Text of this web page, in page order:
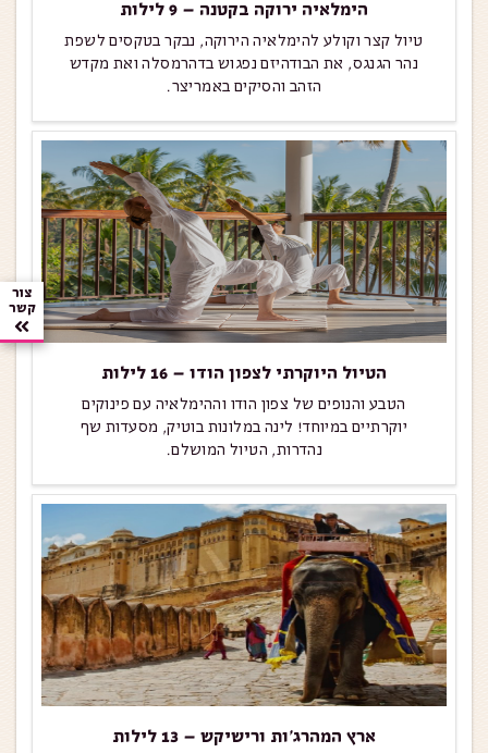
הימלאיה ירוקה בקטנה – 9 לילות
טיול קצר וקולע להימלאיה הירוקה, נבקר בטקסים לשפת
נהר הגנגס, את הבודהיזם נפגוש בדהרמסלה ואת מקדש
הזהב והסיקים באמריצר.
הטיול היוקרתי לצפון הודו – 16 לילות
הטבע והנופים של צפון הודו וההימלאיה עם פינוקים
יוקרתיים במיוחד! לינה במלונות בוטיק, מסעדות שף
נהדרות, הטיול המושלם.
ארץ המהרג’ות ורישיקש – 13 לילות
צור
קשר